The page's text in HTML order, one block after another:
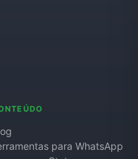
para WhatsApp